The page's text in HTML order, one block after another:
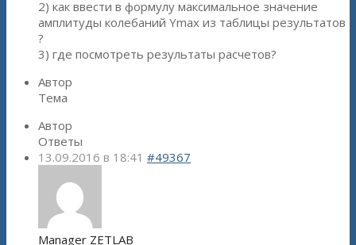
2) как ввести в формулу максимальное значение
амплитуды колебаний Ymax из таблицы результатов
?
3) где посмотреть результаты расчетов?
Автор
Тема
Автор
Ответы
13.09.2016 в 18:41 #49367
Manager ZETLAB